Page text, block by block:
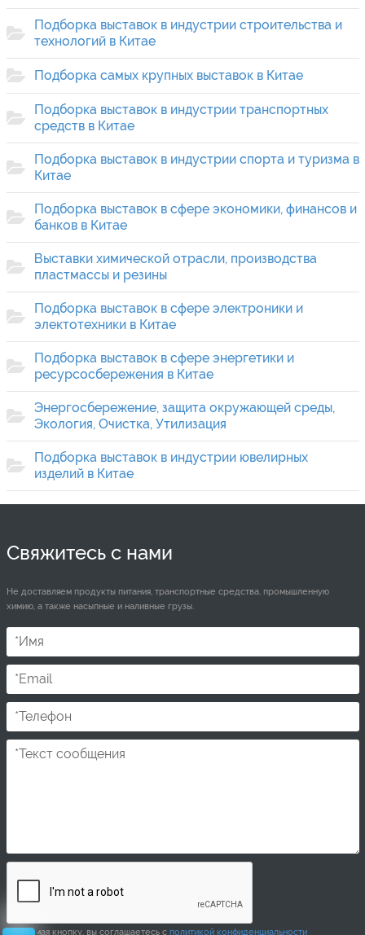
Подборка выставок в индустрии строительства и
технологий в Китае
Подборка самых крупных выставок в Китае
Подборка выставок в индустрии транспортных
средств в Китае
Подборка выставок в индустрии спорта и туризма в
Китае
Подборка выставок в сфере экономики, финансов и
банков в Китае
Выставки химической отрасли, производства
пластмассы и резины
Подборка выставок в сфере электроники и
электотехники в Китае
Подборка выставок в сфере энергетики и
ресурсосбережения в Китае
Энергосбережение, защита окружающей среды,
Экология, Очистка, Утилизация
Подборка выставок в индустрии ювелирных
изделий в Китае
Свяжитесь с нами
Не доставляем продукты питания, транспортные средства, промышленную
химию, а также насыпные и наливные грузы.
* Нажимая кнопку, вы соглашаетесь с политикой конфиденциальности